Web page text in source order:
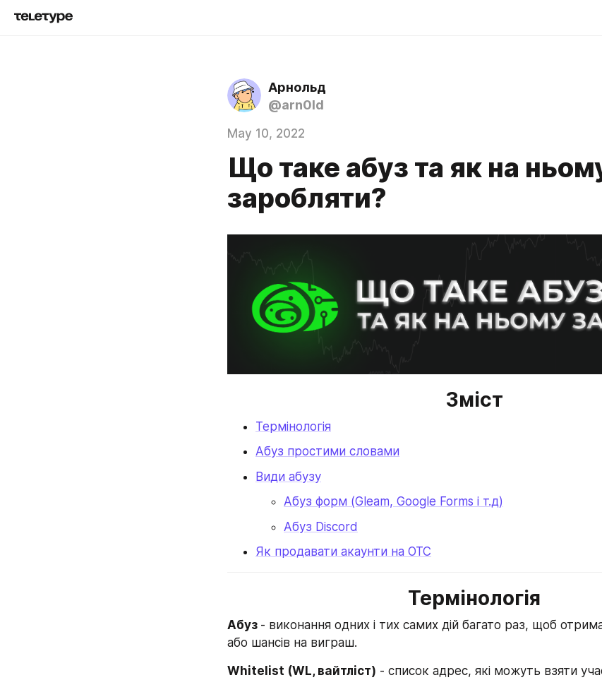
Арнольд
@arn0ld
May 10, 2022
Що таке абуз та як на
заробляти?
Зміст
Термінологія
Абуз простими словами
Види абузу
Абуз форм (Gleam, Google Forms і т.д)
Абуз Discord
Як продавати акаунти на OTC
Термінологія
Абуз - виконання одних і тих самих дій багато раз, щоб
або шансів на виграш.
Whitelist (WL, вайтліст) - список адрес, які можуть взяти